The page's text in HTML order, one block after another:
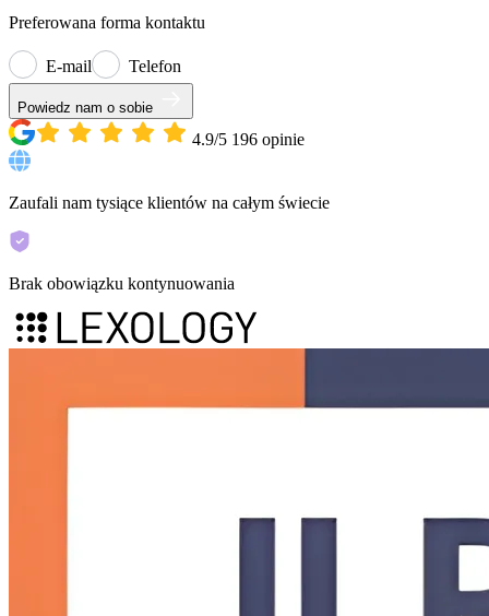
Preferowana forma kontaktu
E-mail Telefon
Powiedz nam o sobie
4.9/5 196 opinie
Zaufali nam tysiące klientów na całym świecie
Brak obowiązku kontynuowania